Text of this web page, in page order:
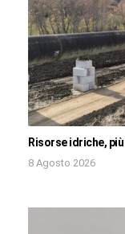
Risorse idriche,
8 Agosto 2026